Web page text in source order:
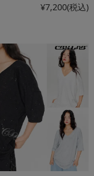
¥7,200(税込)